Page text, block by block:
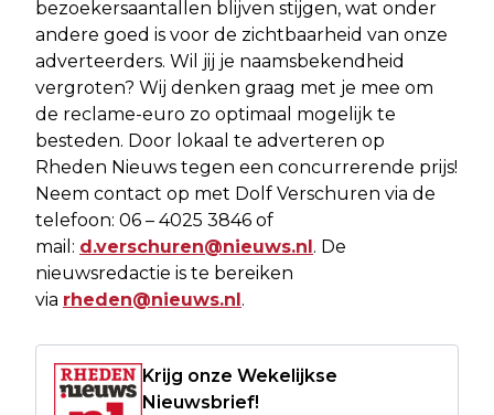
bezoekersaantallen blijven stijgen, wat onder
andere goed is voor de zichtbaarheid van onze
adverteerders. Wil jij je naamsbekendheid
vergroten? Wij denken graag met je mee om
de reclame-euro zo optimaal mogelijk te
besteden. Door lokaal te adverteren op
Rheden Nieuws tegen een concurrerende prijs!
Neem contact op met Dolf Verschuren via de
telefoon: 06 – 4025 3846 of
mail: d.verschuren@nieuws.nl . De
nieuwsredactie is te bereiken
via rheden@nieuws.nl .
Krijg onze Wekelijkse
Nieuwsbrief!